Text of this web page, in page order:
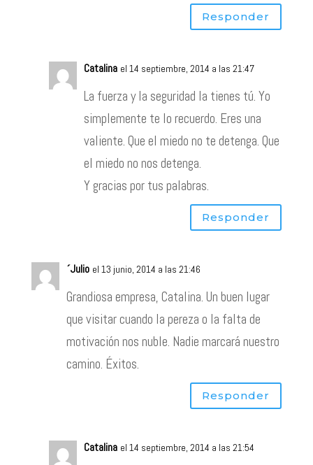
Responder
Catalina el 14 septiembre, 2014 a las 21:47
La fuerza y la seguridad la tienes tú. Yo
simplemente te lo recuerdo. Eres una
valiente. Que el miedo no te detenga. Que
el miedo no nos detenga.
Y gracias por tus palabras.
Responder
´Julio el 13 junio, 2014 a las 21:46
Grandiosa empresa, Catalina. Un buen lugar
que visitar cuando la pereza o la falta de
motivación nos nuble. Nadie marcará nuestro
camino. Éxitos.
Responder
Catalina el 14 septiembre, 2014 a las 21:54